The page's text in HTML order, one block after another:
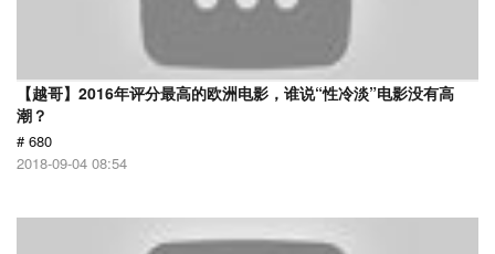
【越哥】2016年评分最高的欧洲电影，谁说“性冷淡”电影没有高
潮？
# 680
2018-09-04 08:54